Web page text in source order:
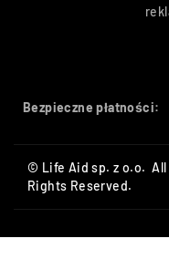
Bezpieczne płatności:
© Life Aid sp. z o.o. All
Rights Reserved.